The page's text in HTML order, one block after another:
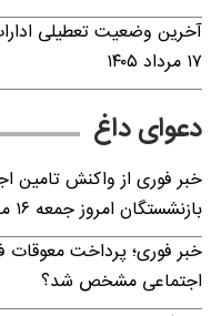
آخرین وضعیت تعطیلی
۱۷ مرداد ۱۴۰۵
دعوای داغ
خبر فوری از واکنش تامین
بازنشستگان امروز جمعه ۱۶ مرداد ۱۴۰۵
خبر فوری؛ پرداخت معوقات
اجتماعی مشخص شد؟